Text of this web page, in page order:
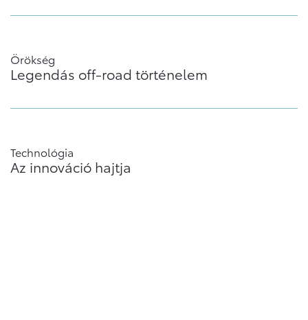
Örökség
Legendás off-road történelem
Technológia
Az innováció hajtja